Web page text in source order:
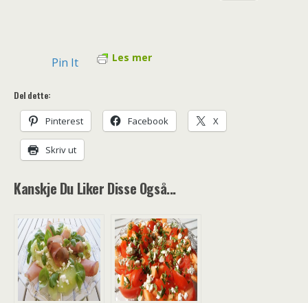
Pin It Les mer
Del dette:
Pinterest Facebook X
Skriv ut
Kanskje Du Liker Disse Også...